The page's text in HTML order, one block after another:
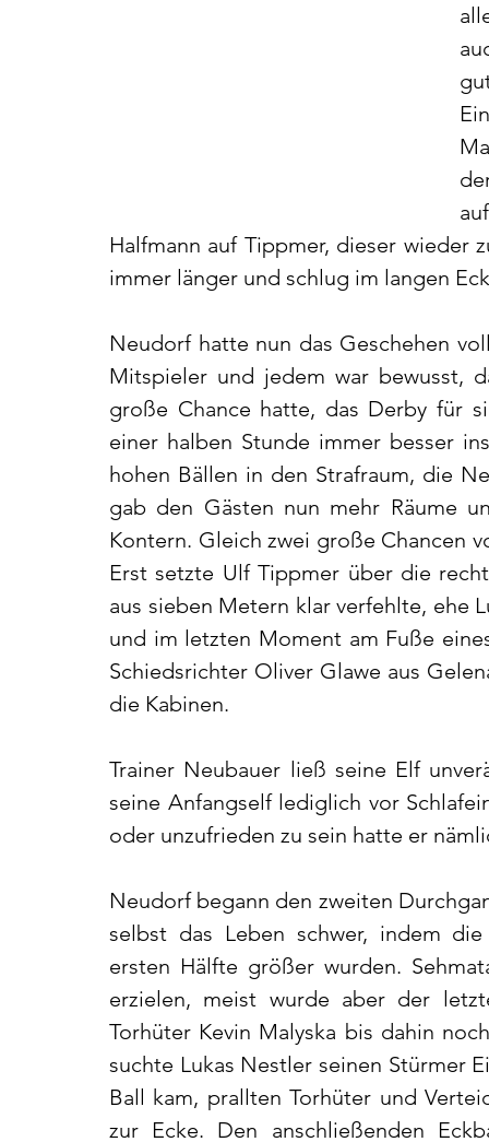
Halfmann auf Tippmer, dieser wieder
immer länger und schlug im langen Eck
Neudorf hatte nun das Geschehen
Mitspieler und jedem war bewusst,
große Chance hatte, das Derby für
einer halben Stunde immer besser
hohen Bällen in den Strafraum, die
gab den Gästen nun mehr Räume
Kontern. Gleich zwei große Chancen
Erst setzte Ulf Tippmer über die
aus sieben Metern klar verfehlte, ehe
und im letzten Moment am Fuße
Schiedsrichter Oliver Glawe aus
die Kabinen.
Trainer Neubauer ließ seine Elf
seine Anfangself lediglich vor
oder unzufrieden zu sein hatte er
Neudorf begann den zweiten
selbst das Leben schwer, indem
ersten Hälfte größer wurden.
erzielen, meist wurde aber der
Torhüter Kevin Malyska bis dahin
suchte Lukas Nestler seinen Stürmer
Ball kam, prallten Torhüter und
zur Ecke. Den anschließenden